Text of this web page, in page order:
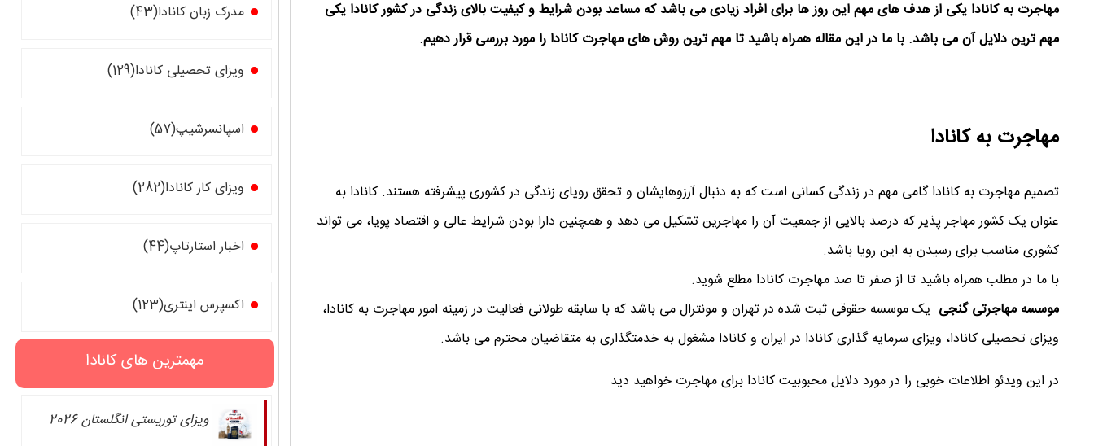
مهاجرت به کانادا یکی از هدف های مهم این روز ها برای افراد زیادی می باشد که مساعد بودن شرایط و کیفیت بالای زندگی در کشور کانادا یکی
مهم ترین دلایل آن می باشد. با ما در این مقاله همراه باشید تا مهم ترین روش های مهاجرت کانادا را مورد بررسی قرار دهیم.
مهاجرت به کانادا
تصمیم مهاجرت به کانادا گامی مهم در زندگی کسانی است که به دنبال آرزوهایشان و تحقق رویای زندگی در کشوری پیشرفته هستند. کانادا به
عنوان یک کشور مهاجر پذیر که درصد بالایی از جمعیت آن را مهاجرین تشکیل می دهد و همچنین دارا بودن شرایط عالی و اقتصاد پویا، می تواند
کشوری مناسب برای رسیدن به این رویا باشد.
با ما در مطلب همراه باشید تا از صفر تا صد مهاجرت کانادا مطلع شوید.
موسسه مهاجرتی گنجی یک موسسه حقوقی ثبت شده در تهران و مونترال می باشد که با سابقه طولانی فعالیت در زمینه امور مهاجرت به کانادا،
ویزای تحصیلی کانادا، ویزای سرمایه گذاری کانادا در ایران و کانادا مشغول به خدمتگذاری به متقاضیان محترم می باشد.
در این ویدئو اطلاعات خوبی را در مورد دلایل محبوبیت کانادا برای مهاجرت خواهید دید
مدرک زبان کانادا(43)
ویزای تحصیلی کانادا(129)
اسپانسرشیپ(57)
ویزای کار کانادا(282)
اخبار استارتاپ(44)
اکسپرس اینتری(123)
مهمترین های کانادا
ویزای توریستی انگلستان 2026